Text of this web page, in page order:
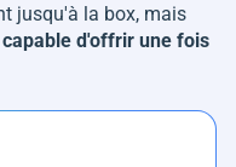
jusqu'à la box, mais
d'offrir une fois